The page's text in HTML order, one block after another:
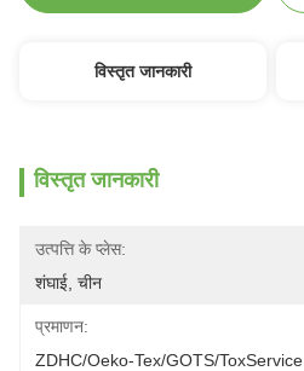
विस्तृत जानकारी
विस्तृत जानकारी
उत्पत्ति के प्लेस:
शंघाई, चीन
प्रमाणन:
ZDHC/Oeko-Tex/GOTS/ToxService